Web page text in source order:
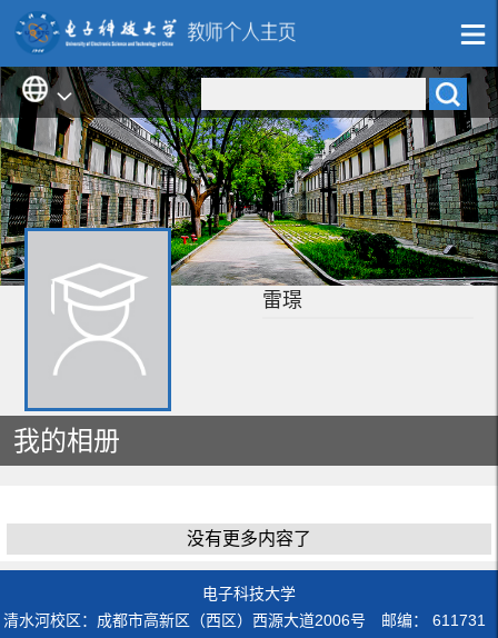
雷璟
我的相册
没有更多内容了
电子科技大学
清水河校区：成都市高新区（西区）西源大道2006号 邮编： 611731